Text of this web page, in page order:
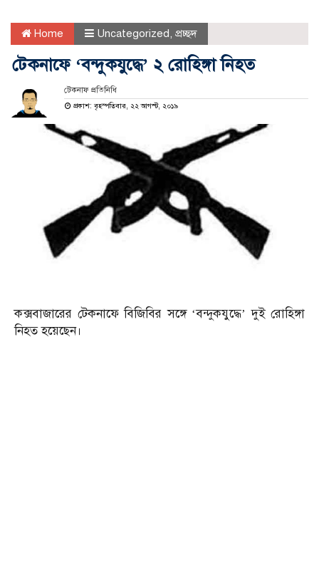
Home Uncategorized, প্রচ্ছদ
টেকনাফে ‘বন্দুকযুদ্ধে’ ২ রোহিঙ্গা নিহত
টেকনাফ প্রতিনিধি
প্রকাশ: বৃহস্পতিবার, ২২ আগস্ট, ২০১৯
কক্সবাজারের টেকনাফে বিজিবির সঙ্গে ‘বন্দুকযুদ্ধে’ দুই রোহিঙ্গা
নিহত হয়েছেন।